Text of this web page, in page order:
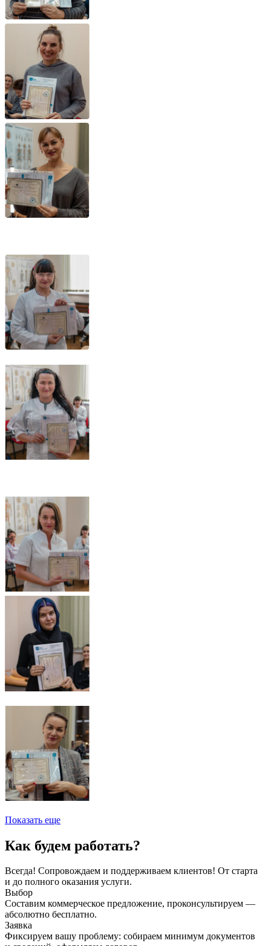
Показать еще
Как будем работать?
Всегда! Сопровождаем и поддерживаем клиентов! От старта
и до полного оказания услуги.
Выбор
Составим коммерческое предложение, проконсультируем —
абсолютно бесплатно.
Заявка
Фиксируем вашу проблему: собираем минимум документов